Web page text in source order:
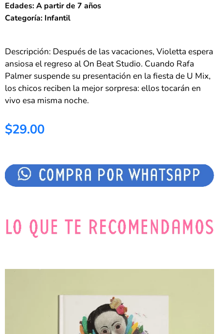
Edades: A partir de 7 años
Categoría: Infantil
Descripción: Después de las vacaciones, Violetta espera
ansiosa el regreso al On Beat Studio. Cuando Rafa
Palmer suspende su presentación en la fiesta de U Mix,
los chicos reciben la mejor sorpresa: ellos tocarán en
vivo esa misma noche.
$29.00